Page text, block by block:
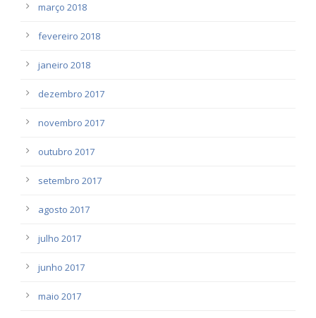
março 2018
fevereiro 2018
janeiro 2018
dezembro 2017
novembro 2017
outubro 2017
setembro 2017
agosto 2017
julho 2017
junho 2017
maio 2017